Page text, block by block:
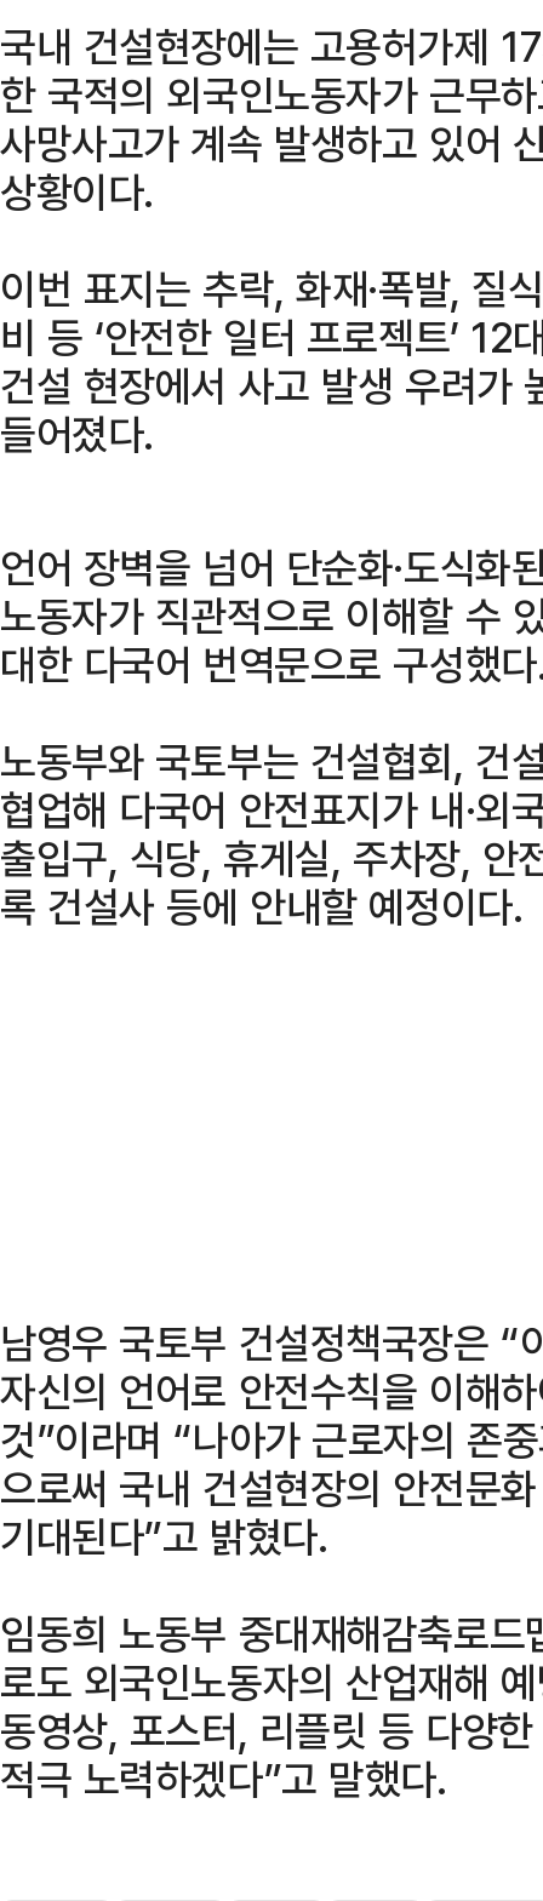
국내 건설현장에는 고용허가제
한 국적의 외국인노동자가 근무
사망사고가 계속 발생하고 있어
상황이다.
이번 표지는 추락, 화재·폭발, 질
비 등 ‘안전한 일터 프로젝트’
건설 현장에서 사고 발생 우려가
들어졌다.
언어 장벽을 넘어 단순화·도식화
노동자가 직관적으로 이해할 수
대한 다국어 번역문으로 구성했
노동부와 국토부는 건설협회, 건
협업해 다국어 안전표지가 내·외
출입구, 식당, 휴게실, 주차장, 안
록 건설사 등에 안내할 예정이다.
남영우 국토부 건설정책국장은
자신의 언어로 안전수칙을 이해
것”이라며 “나아가 근로자의 존
으로써 국내 건설현장의 안전문
기대된다”고 밝혔다.
임동희 노동부 중대재해감축로
로도 외국인노동자의 산업재해
동영상, 포스터, 리플릿 등 다양
적극 노력하겠다”고 말했다.